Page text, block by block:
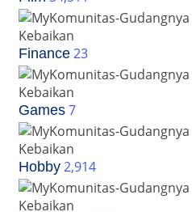
Email
Password
Daftar dengan
Close Daftar
Pilih Kategori
Posting Artikel/Image/Story
Finance 23
Games 7
Hobby 2,914